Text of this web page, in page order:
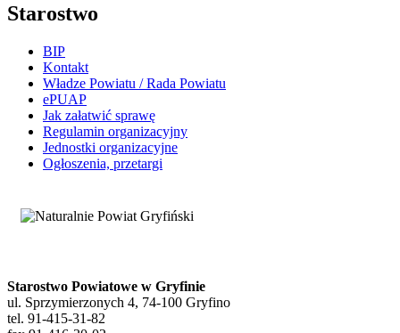
Starostwo
BIP
Kontakt
Władze Powiatu / Rada Powiatu
ePUAP
Jak załatwić sprawę
Regulamin organizacyjny
Jednostki organizacyjne
Ogłoszenia, przetargi
Starostwo Powiatowe w Gryfinie
ul. Sprzymierzonych 4, 74-100 Gryfino
tel. 91-415-31-82